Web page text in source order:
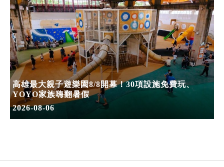
高雄最大親子遊樂園8/8開幕！30項設施免費玩、
YOYO家族嗨翻暑假
2026-08-06